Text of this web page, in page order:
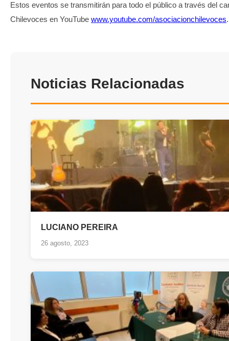
Estos eventos se transmitirán para todo el público a través del
Chilevoces en YouTube www.youtube.com/asociacionchilevoces.
Noticias Relacionadas
LUCIANO PEREIRA
26 agosto, 2023